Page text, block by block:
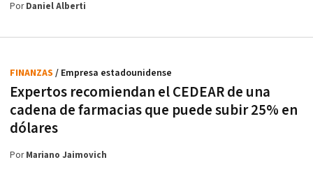
PorDaniel Alberti
Expertos recomiendan el CEDEAR de una
cadena de farmacias que puede subir 25% en
dólares
FINANZAS / Empresa estadounidense
PorMariano Jaimovich